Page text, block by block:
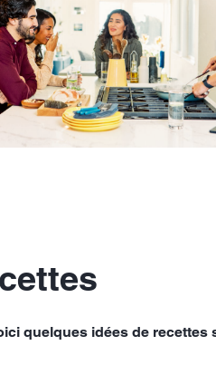
quelques idées de recettes